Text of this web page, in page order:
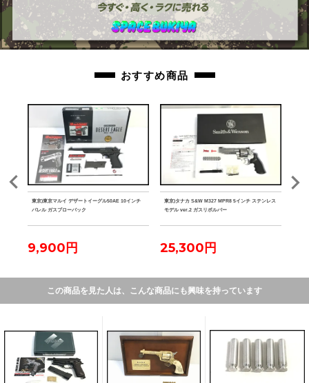
おすすめ商品
東京)東京マルイ デザートイーグル50AE 10インチ
バレル ガスブローバック
9,900円
東京)タナカ S&W M327 MPR8 5インチ ステンレス
モデル ver.2 ガスリボルバー
25,300円
この商品を見た人は、こんな商品にも興味を持っています